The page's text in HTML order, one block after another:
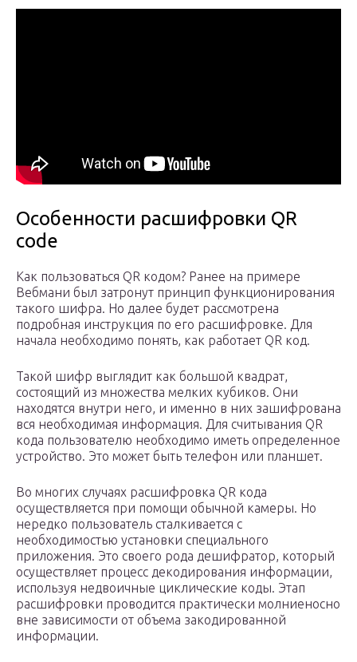
Особенности расшифровки QR
code
Как пользоваться QR кодом? Ранее на примере
Вебмани был затронут принцип функционирования
такого шифра. Но далее будет рассмотрена
подробная инструкция по его расшифровке. Для
начала необходимо понять, как работает QR код.
Такой шифр выглядит как большой квадрат,
состоящий из множества мелких кубиков. Они
находятся внутри него, и именно в них зашифрована
вся необходимая информация. Для считывания QR
кода пользователю необходимо иметь определенное
устройство. Это может быть телефон или планшет.
Во многих случаях расшифровка QR кода
осуществляется при помощи обычной камеры. Но
нередко пользователь сталкивается с
необходимостью установки специального
приложения. Это своего рода дешифратор, который
осуществляет процесс декодирования информации,
используя недвоичные циклические коды. Этап
расшифровки проводится практически молниеносно
вне зависимости от объема закодированной
информации.